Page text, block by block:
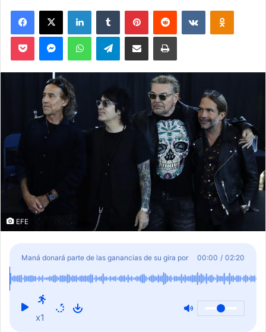
a
e
l
Telegram
EFE
Maná donará parte de las ganancias de su gira por
EEUU a organizaciones latinas
00:00 / 02:20
x1